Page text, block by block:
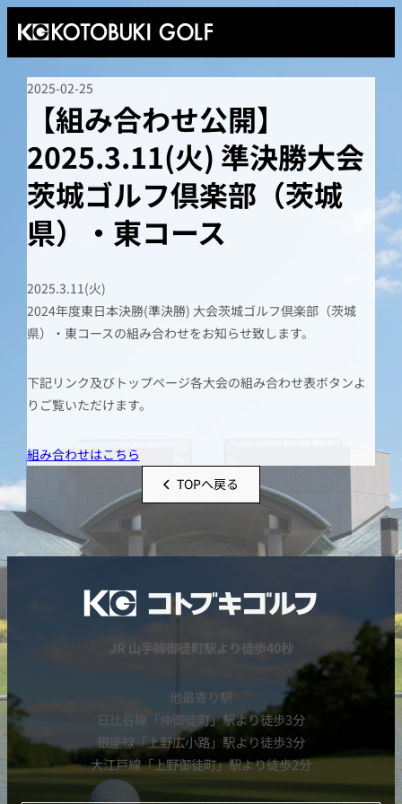
2025-02-25
【組み合わせ公開】
2025.3.11(火) 準決勝大会
茨城ゴルフ倶楽部（茨城
県）・東コース
2025.3.11(火)
2024年度東日本決勝(準決勝) 大会茨城ゴルフ倶楽部（茨城
県）・東コースの組み合わせをお知らせ致します。
下記リンク及びトップページ各大会の組み合わせ表ボタンよ
りご覧いただけます。
組み合わせはこちら
TOPへ戻る
JR 山手線御徒町駅より徒歩40秒
他最寄り駅
日比谷線「仲御徒町」駅より徒歩3分
銀座線「上野広小路」駅より徒歩3分
大江戸線「上野御徒町」駅より徒歩2分